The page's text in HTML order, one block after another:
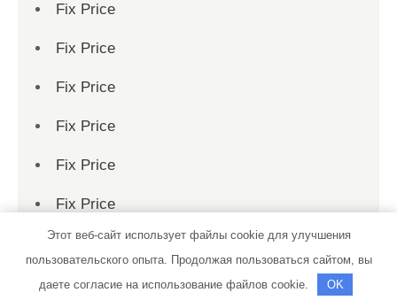
Fix Price
Fix Price
Fix Price
Fix Price
Fix Price
Fix Price
Fix Price
Fix Price
Этот веб-сайт использует файлы cookie для улучшения
пользовательского опыта. Продолжая пользоваться сайтом, вы
даете согласие на использование файлов cookie.
OK